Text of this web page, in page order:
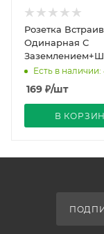
Розетка Встраив
Одинарная С
Слоновая кость
250В Уют
Есть в наличии:
169 ₽/шт
В